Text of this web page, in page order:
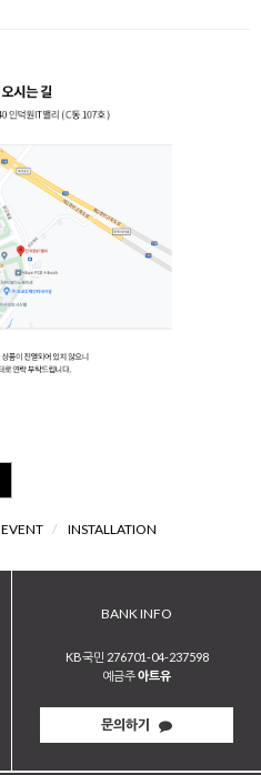
EVENT / INSTALLATION
BANK INFO
KB국민 276701-04-237598
예금주아트유
문의하기